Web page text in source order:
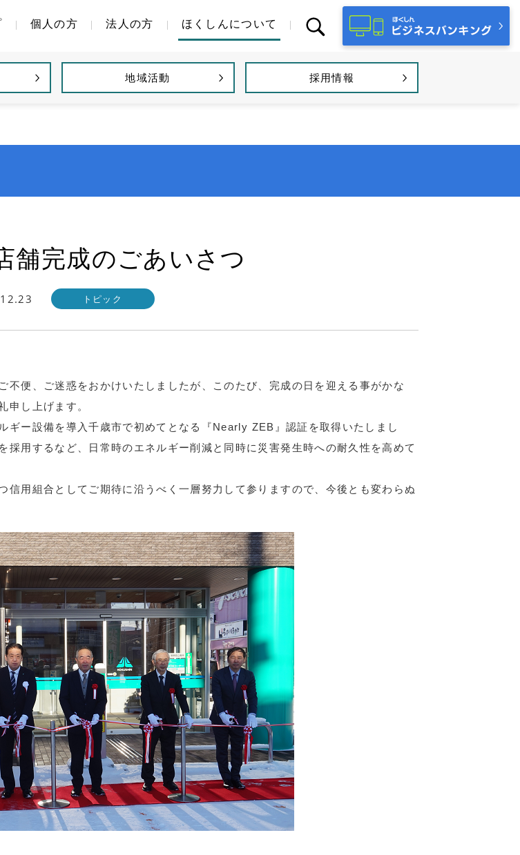
個人の方 法人の方 ほくしんについて
地域活動 採用情報
舗完成のごあいさつ
トピック
便、ご迷惑をおかけいたしましたが、このたび、完成の日を迎える事がかな
申し上げます。
ギー設備を導入千歳市で初めてとなる『Nearly ZEB』認証を取得いたしまし
用するなど、日常時のエネルギー削減と同時に災害発生時への耐久性を高めて
信用組合としてご期待に沿うべく一層努力して参りますので、今後とも変わらぬ